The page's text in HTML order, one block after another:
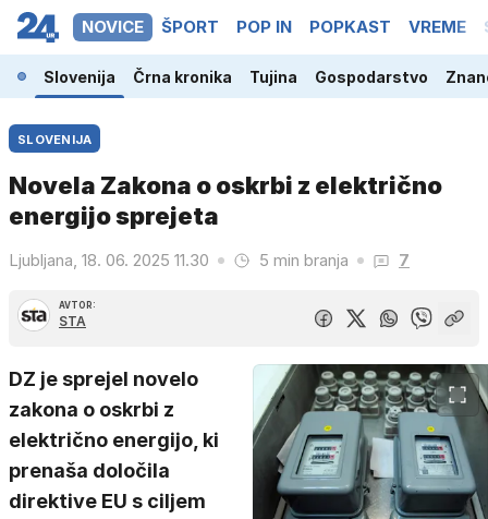
NOVICE ŠPORT POP IN POPKAST VREME
Slovenija Črna kronika Tujina Gospodarstvo
SLOVENIJA
Novela Zakona o oskrbi z električno
energijo sprejeta
Ljubljana, 18. 06. 2025 11.30 5 min branja 7
AVTOR:
STA
DZ je sprejel novelo
zakona o oskrbi z
električno energijo, ki
prenaša določila
direktive EU s ciljem